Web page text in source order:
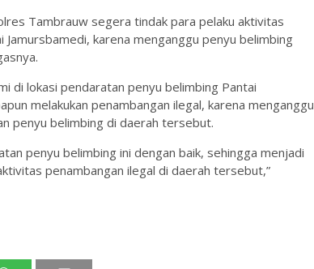
Tambrauw segera tindak para pelaku aktivitas
karena menganggu penyu belimbing
di lokasi pendaratan penyu belimbing Pantai
melakukan penambangan ilegal, karena menganggu
penyu belimbing di daerah tersebut.
penyu belimbing ini dengan baik, sehingga menjadi
penambangan ilegal di daerah tersebut,”